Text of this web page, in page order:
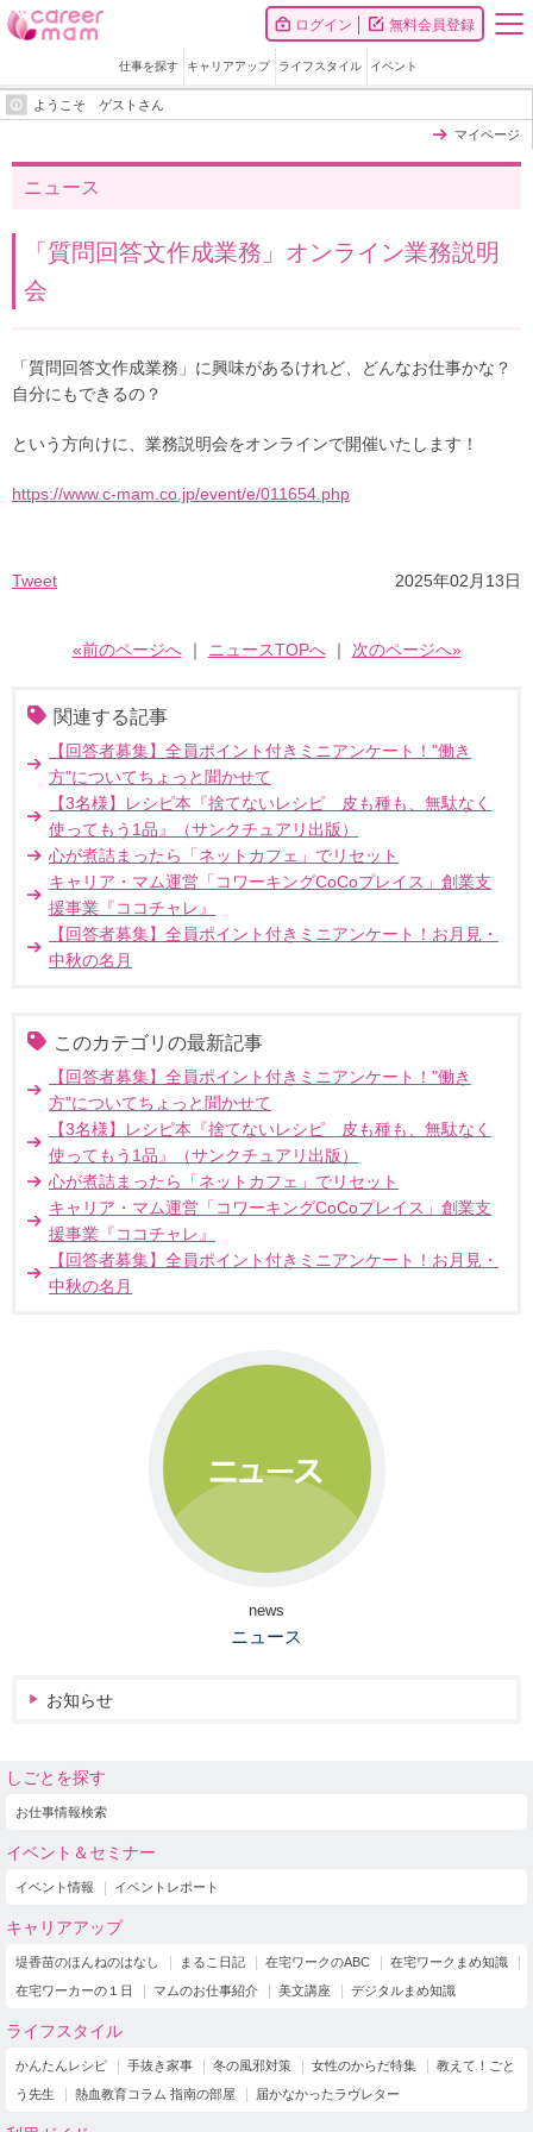
ログイン 無料会員登録
仕事を探す キャリアアップ ライフスタイル イベント
ようこそ ゲストさん
マイページ
ニュース
「質問回答文作成業務」オンライン業務説明
会
「質問回答文作成業務」に興味があるけれど、どんなお仕事かな？
自分にもできるの？
という方向けに、業務説明会をオンラインで開催いたします！
https://www.c-mam.co.jp/event/e/011654.php
Tweet 2025年02月13日
«前のページへ｜ ニュースTOPへ｜ 次のページへ»
関連する記事
【回答者募集】全員ポイント付きミニアンケート！"働き
方"についてちょっと聞かせて
【3名様】レシピ本『捨てないレシピ 皮も種も、無駄なく
使ってもう1品』（サンクチュアリ出版）
心が煮詰まったら「ネットカフェ」でリセット
キャリア・マム運営「コワーキングCoCoプレイス」創業支
援事業『ココチャレ』
【回答者募集】全員ポイント付きミニアンケート！お月見・
中秋の名月
このカテゴリの最新記事
【回答者募集】全員ポイント付きミニアンケート！"働き
方"についてちょっと聞かせて
【3名様】レシピ本『捨てないレシピ 皮も種も、無駄なく
使ってもう1品』（サンクチュアリ出版）
心が煮詰まったら「ネットカフェ」でリセット
キャリア・マム運営「コワーキングCoCoプレイス」創業支
援事業『ココチャレ』
【回答者募集】全員ポイント付きミニアンケート！お月見・
中秋の名月
news
ニュース
お知らせ
しごとを探す
お仕事情報検索
イベント＆セミナー
イベント情報 イベントレポート
キャリアアップ
堤香苗のほんねのはなし まるこ日記 在宅ワークのABC
在宅ワークまめ知識
在宅ワーカーの１日
マムのお仕事紹介 美文講座 デジタルまめ知識
ライフスタイル
かんたんレシピ 手抜き家事 冬の風邪対策 女性のからだ特集
教えて！ごと
う先生
熱血教育コラム 指南の部屋 届かなかったラヴレター